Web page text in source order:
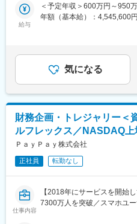
め、様々な金融商品、様々
進的で高度な専門知識を身
ィンテック系事業会社）へ
部門及びグループ会社への異
・新卒、中途にかかわらず
しの良い社風です。
・成長意欲の高い方には多く
環境です。
変更の範囲：当社業務全般
き、経理人材としての領域
＜具体的には＞
・報告業務（所管省庁等へ提
・開示業務（ディスクロー
■ポジション魅力
・ITベンチャーからスタート
長の最前線で常に進化を続け
軟かつ創造的な発想で拡大し
ス改善を自らの手でリード出
・新たに誕生するデジタル
が進める多彩な経理プロジ
経験や知識をダイレクトに
牽引できます
給与
＜予定年収＞600万円～950
年額（基本給）：4,545,600
金はあくまでも目安の金額
があります。月給(月額)は固
気になる
財務企画・トレジャリー＜
ルフレックス／NASDAQ上
ＰａｙＰａｙ株式会社
正社員 転勤なし
仕事内容
【2018年にサービスを開始
7300万人を突破／スマホユ